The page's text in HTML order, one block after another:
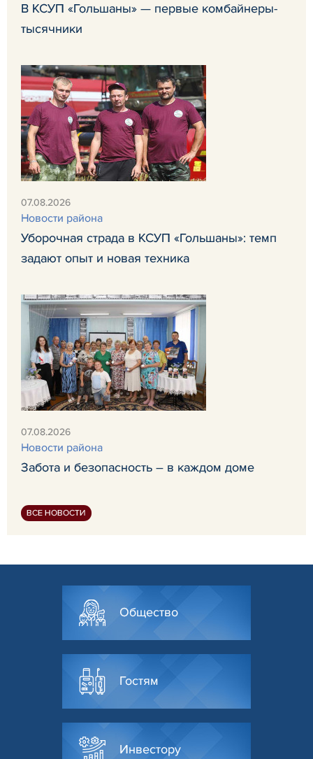
В КСУП «Гольшаны» — первые комбайнеры-
тысячники
07.08.2026
Новости района
Уборочная страда в КСУП «Гольшаны»: темп
задают опыт и новая техника
07.08.2026
Новости района
Забота и безопасность – в каждом доме
ВСЕ НОВОСТИ
Общество
Гостям
Инвестору